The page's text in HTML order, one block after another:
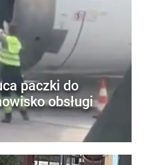
paczki do
obsługi